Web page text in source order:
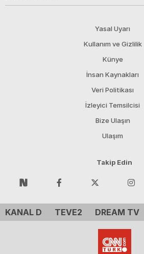
Yasal Uyarı
Kullanım ve Gizlilik
Künye
İnsan Kaynakları
Veri Politikası
İzleyici Temsilcisi
Bize Ulaşın
Ulaşım
Takip Edin
KANAL D TEVE2 DREAM TV